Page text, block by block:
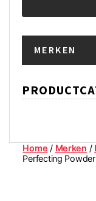
MERKEN
Home / Merken /
Perfecting